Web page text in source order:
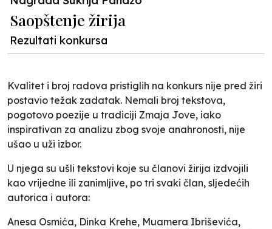
Saopštenje žirija
Rezultati konkursa
Kvalitet i broj radova pristiglih na konkurs nije pred žiri
postavio težak zadatak. Nemali broj tekstova,
pogotovo poezije u tradiciji Zmaja Jove, iako
inspirativan za analizu zbog svoje anahronosti, nije
ušao u uži izbor.
U njega su ušli tekstovi koje su članovi žirija izdvojili
kao vrijedne ili zanimljive, po tri svaki član, sljedećih
autorica i autora:
Anesa Osmića, Dinka Krehe, Muamera Ibriševića,